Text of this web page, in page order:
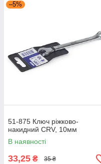
–5%
51-875 Ключ ріжково-
накидний CRV, 10мм
В наявності
33,25 ₴ 35 ₴